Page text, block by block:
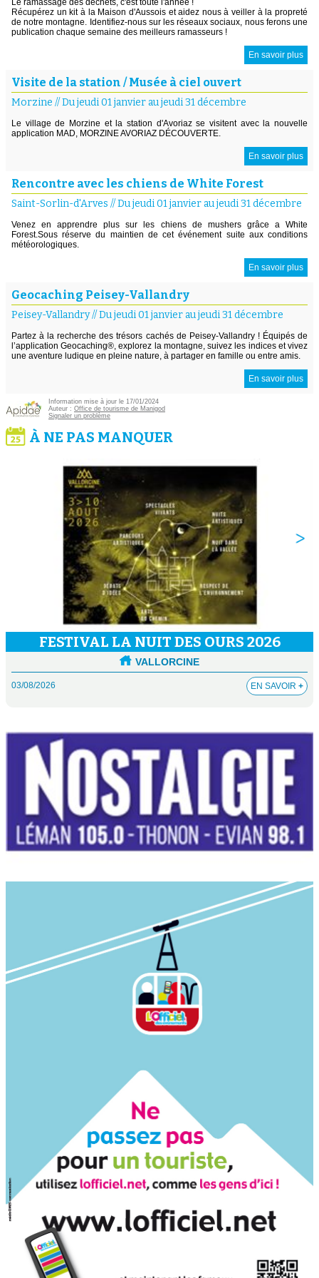
Récupérez un kit à la Maison d'Aussois et aidez nous à veiller à la propreté
de notre montagne. Identifiez-nous sur les réseaux sociaux, nous ferons une
publication chaque semaine des meilleurs ramasseurs !
En savoir plus
Visite de la station / Musée à ciel ouvert
Morzine //Du jeudi 01 janvier au jeudi 31 décembre
Le village de Morzine et la station d'Avoriaz se visitent avec la nouvelle
application MAD, MORZINE AVORIAZ DÉCOUVERTE.
En savoir plus
Rencontre avec les chiens de White Forest
Saint-Sorlin-d'Arves //Du jeudi 01 janvier au jeudi 31 décembre
Venez en apprendre plus sur les chiens de mushers grâce a White
Forest.Sous réserve du maintien de cet événement suite aux conditions
météorologiques.
En savoir plus
Geocaching Peisey-Vallandry
Peisey-Vallandry//Du jeudi 01 janvier au jeudi 31 décembre
Partez à la recherche des trésors cachés de Peisey-Vallandry ! Équipés de
l’application Geocaching®, explorez la montagne, suivez les indices et vivez
une aventure ludique en pleine nature, à partager en famille ou entre amis.
En savoir plus
Information mise à jour le 17/01/2024
Auteur : Office de tourisme de Manigod
Signaler un problème
À NE PAS MANQUER
FESTIVAL LA NUIT DES OURS 2026
VALLORCINE
03/08/2026 EN SAVOIR +